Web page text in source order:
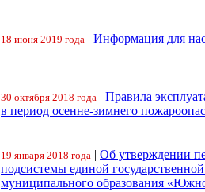
18 июня 2019 года | Информация для
30 октября 2018 года | Правила
в период осенне-зимнего
19 января 2018 года | Об утверждении
подсистемы единой
муниципального образования